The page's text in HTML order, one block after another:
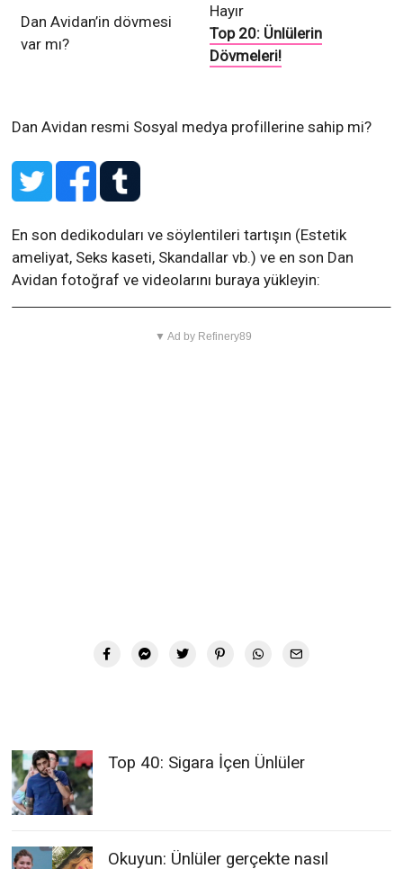
Dan Avidan’in dövmesi
var mı?
Hayır
Top 20: Ünlülerin
Dövmeleri!
Dan Avidan resmi Sosyal medya profillerine sahip mi?
En son dedikoduları ve söylentileri tartışın (Estetik
ameliyat, Seks kaseti, Skandallar vb.) ve en son Dan
Avidan fotoğraf ve videolarını buraya yükleyin:
▼ Ad by Refinery89
Top 40: Sigara İçen Ünlüler
Okuyun: Ünlüler gerçekte nasıl